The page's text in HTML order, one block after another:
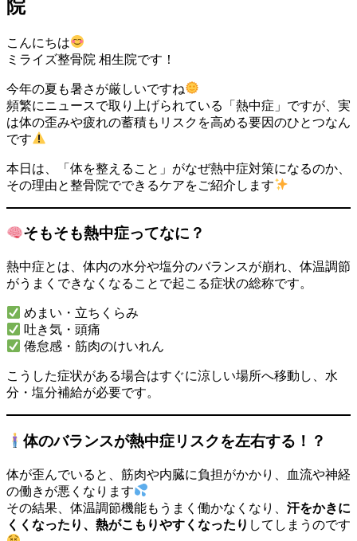
院
こんにちは
ミライズ整骨院 相生院です！
今年の夏も暑さが厳しいですね
頻繁にニュースで取り上げられている「熱中症」ですが、実
は体の歪みや疲れの蓄積もリスクを高める要因のひとつなん
です
本日は、「体を整えること」がなぜ熱中症対策になるのか、
その理由と整骨院でできるケアをご紹介します
そもそも熱中症ってなに？
熱中症とは、体内の水分や塩分のバランスが崩れ、体温調節
がうまくできなくなることで起こる症状の総称です。
めまい・立ちくらみ
吐き気・頭痛
倦怠感・筋肉のけいれん
こうした症状がある場合はすぐに涼しい場所へ移動し、水
分・塩分補給が必要です。
体のバランスが熱中症リスクを左右する！？
体が歪んでいると、筋肉や内臓に負担がかかり、血流や神経
の働きが悪くなります
その結果、体温調節機能もうまく働かなくなり、 汗をかきに
くくなったり、熱がこもりやすくなったり してしまうのです